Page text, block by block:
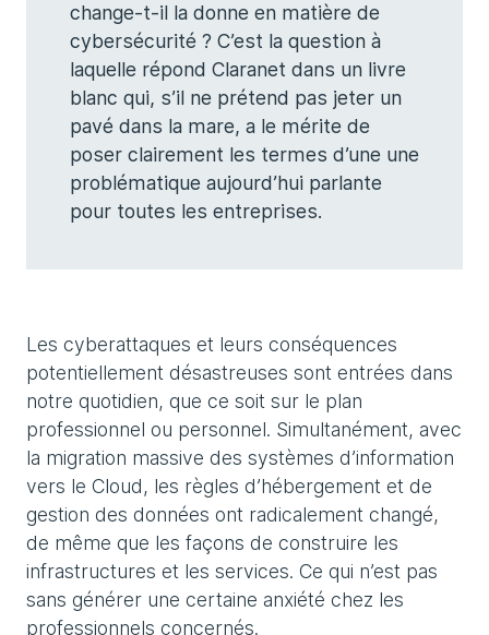
change-t-il la donne en matière de
cybersécurité ? C’est la question à
laquelle répond Claranet dans un livre
blanc qui, s’il ne prétend pas jeter un
pavé dans la mare, a le mérite de
poser clairement les termes d’une une
problématique aujourd’hui parlante
pour toutes les entreprises.
Les cyberattaques et leurs conséquences
potentiellement désastreuses sont entrées dans
notre quotidien, que ce soit sur le plan
professionnel ou personnel. Simultanément, avec
la migration massive des systèmes d’information
vers le Cloud, les règles d’hébergement et de
gestion des données ont radicalement changé,
de même que les façons de construire les
infrastructures et les services. Ce qui n’est pas
sans générer une certaine anxiété chez les
professionnels concernés.